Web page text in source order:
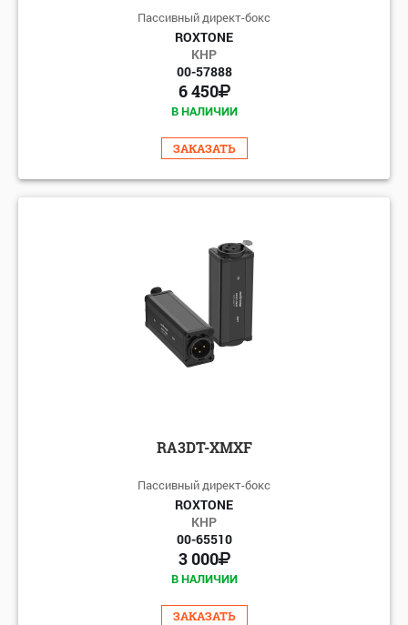
Пассивный директ-бокс
ROXTONE
КНР
00-57888
6 450
В НАЛИЧИИ
ЗАКАЗАТЬ
RA3DT-XMXF
Пассивный директ-бокс
ROXTONE
КНР
00-65510
3 000
В НАЛИЧИИ
ЗАКАЗАТЬ